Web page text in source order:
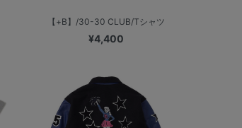
【+B】/30-30 CLUB/Tシャツ
¥4,400